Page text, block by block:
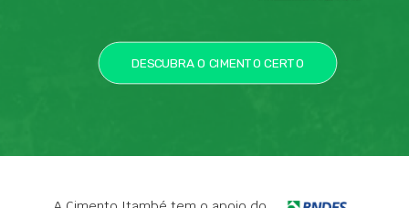
DESCUBRA O CIMENTO CERTO